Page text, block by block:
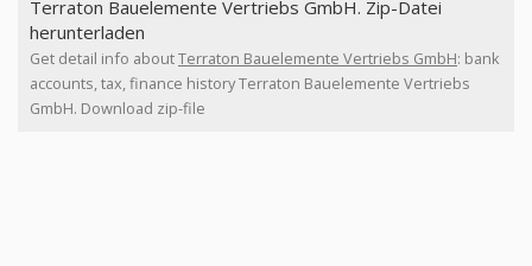
Terraton Bauelemente Vertriebs GmbH. Zip-Datei
herunterladen
Get detail info aboutTerraton Bauelemente Vertriebs GmbH: bank
accounts, tax, finance history Terraton Bauelemente Vertriebs
GmbH. Download zip-file